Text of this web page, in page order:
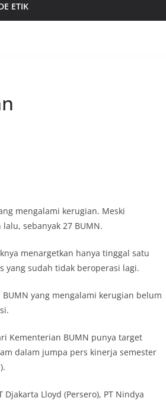
ETIK
mengalami kerugian. Meski
sebanyak 27 BUMN.
menargetkan hanya tinggal satu
yang sudah tidak beroperasi lagi.
BUMN yang mengalami kerugian belum
Kementerian BUMN punya target
dalam jumpa pers kinerja semester
Lloyd (Persero), PT Nindya